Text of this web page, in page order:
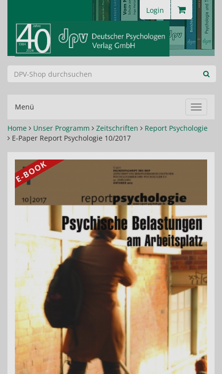
Login
Menü
ein-/
Home
Unser Programm Zeitschriften
Report Psychologie
E-Paper Report Psychologie 10/2017